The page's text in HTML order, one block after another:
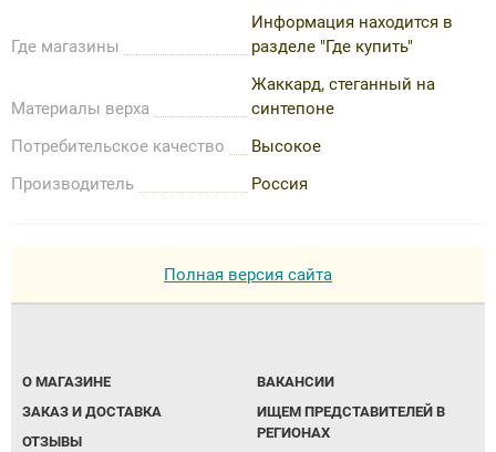
Где магазины
Информация находится в
разделе "Где купить"
Материалы верха
Жаккард, стеганный на
синтепоне
Потребительское качество
Высокое
Производитель
Россия
Полная версия сайта
О МАГАЗИНЕ
ЗАКАЗ И ДОСТАВКА
ОТЗЫВЫ
ВАКАНСИИ
ИЩЕМ ПРЕДСТАВИТЕЛЕЙ В
РЕГИОНАХ